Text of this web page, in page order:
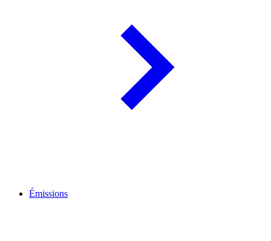
Émissions